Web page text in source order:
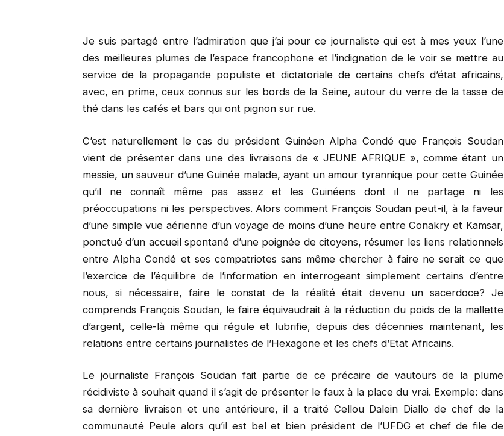
Je suis partagé entre l’admiration que j’ai pour ce journaliste qui est à mes yeux l’une
des meilleures plumes de l’espace francophone et l’indignation de le voir se mettre au
service de la propagande populiste et dictatoriale de certains chefs d’état africains,
avec, en prime, ceux connus sur les bords de la Seine, autour du verre de la tasse de
thé dans les cafés et bars qui ont pignon sur rue.
C’est naturellement le cas du président Guinéen Alpha Condé que François Soudan
vient de présenter dans une des livraisons de « JEUNE AFRIQUE », comme étant un
messie, un sauveur d’une Guinée malade, ayant un amour tyrannique pour cette Guinée
qu’il ne connaît même pas assez et les Guinéens dont il ne partage ni les
préoccupations ni les perspectives. Alors comment François Soudan peut-il, à la faveur
d’une simple vue aérienne d’un voyage de moins d’une heure entre Conakry et Kamsar,
ponctué d’un accueil spontané d’une poignée de citoyens, résumer les liens relationnels
entre Alpha Condé et ses compatriotes sans même chercher à faire ne serait ce que
l’exercice de l’équilibre de l’information en interrogeant simplement certains d’entre
nous, si nécessaire, faire le constat de la réalité était devenu un sacerdoce? Je
comprends François Soudan, le faire équivaudrait à la réduction du poids de la mallette
d’argent, celle-là même qui régule et lubrifie, depuis des décennies maintenant, les
relations entre certains journalistes de l’Hexagone et les chefs d’Etat Africains.
Le journaliste François Soudan fait partie de ce précaire de vautours de la plume
récidiviste à souhait quand il s’agit de présenter le faux à la place du vrai. Exemple: dans
sa dernière livraison et une antérieure, il a traité Cellou Dalein Diallo de chef de la
communauté Peule alors qu’il est bel et bien président de l’UFDG et chef de file de